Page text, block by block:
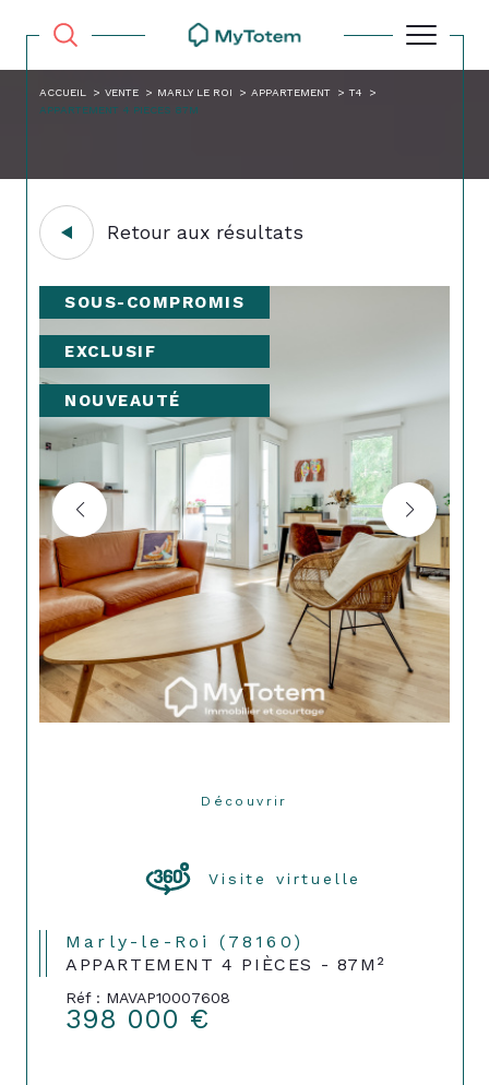
ACCUEIL VENTE MARLY LE ROI APPARTEMENT
T4
APPARTEMENT 4 PIECES 87M
Retour aux résultats
SOUS-COMPROMIS
EXCLUSIF
NOUVEAUTÉ
Découvrir
Visite virtuelle
Marly-le-Roi (78160)
APPARTEMENT 4 PIÈCES - 87M²
Réf : MAVAP10007608
398 000 €